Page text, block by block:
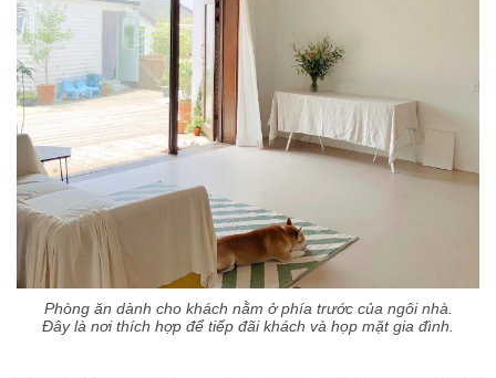
Phòng ăn dành cho khách nằm ở phía trước của ngôi nhà.
Đây là nơi thích hợp để tiếp đãi khách và họp mặt gia đình.